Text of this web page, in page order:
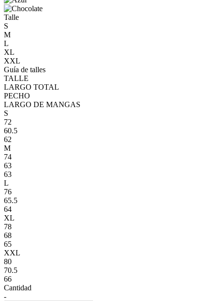
Talle
S
M
L
XL
XXL
Guía de talles
TALLE
LARGO TOTAL
PECHO
LARGO DE MANGAS
S
72
60.5
62
M
74
63
63
L
76
65.5
64
XL
78
68
65
XXL
80
70.5
66
Cantidad
-